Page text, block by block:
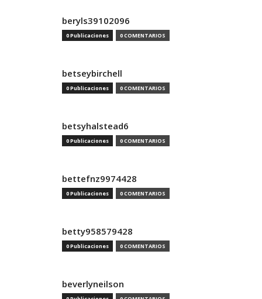
beryls39102096
0 Publicaciones 0 COMENTARIOS
betseybirchell
0 Publicaciones 0 COMENTARIOS
betsyhalstead6
0 Publicaciones 0 COMENTARIOS
bettefnz9974428
0 Publicaciones 0 COMENTARIOS
betty958579428
0 Publicaciones 0 COMENTARIOS
beverlyneilson